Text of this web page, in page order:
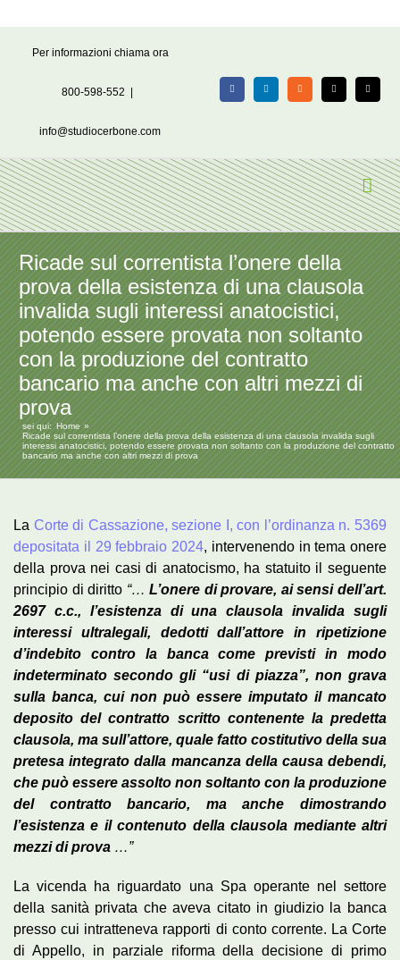
Per informazioni chiama ora
800-598-552
info@studiocerbone.com
FacebookLinkedIn Rss X Email
Ricade sul correntista l’onere della
prova della esistenza di una clausola
invalida sugli interessi anatocistici,
potendo essere provata non soltanto
con la produzione del contratto
bancario ma anche con altri mezzi di
prova
sei qui: Home
Ricade sul correntista l’onere della prova della esistenza di una clausola invalida sugli
interessi anatocistici, potendo essere provata non soltanto con la produzione del contratto
bancario ma anche con altri mezzi di prova
La Corte di Cassazione, sezione I, con l’ordinanza n. 5369
depositata il 29 febbraio 2024, intervenendo in tema onere
della prova nei casi di anatocismo, ha statuito il seguente
principio di diritto “…L’onere di provare, ai sensi dell’art.
2697 c.c., l’esistenza di una clausola invalida sugli
interessi ultralegali, dedotti dall’attore in ripetizione
d’indebito contro la banca come previsti in modo
indeterminato secondo gli “usi di piazza”, non grava
sulla banca, cui non può essere imputato il mancato
deposito del contratto scritto contenente la predetta
clausola, ma sull’attore, quale fatto costitutivo della sua
pretesa integrato dalla mancanza della causa debendi,
che può essere assolto non soltanto con la produzione
del contratto bancario, ma anche dimostrando
l’esistenza e il contenuto della clausola mediante altri
mezzi di prova …”
La vicenda ha riguardato una Spa operante nel settore
della sanità privata che aveva citato in giudizio la banca
presso cui intratteneva rapporti di conto corrente. La Corte
di Appello, in parziale riforma della decisione di primo